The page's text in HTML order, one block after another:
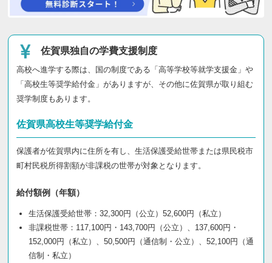
佐賀県独自の学費支援制度
高校へ進学する際は、国の制度である「高等学校等就学支援金」や
「高校生等奨学給付金」がありますが、その他に佐賀県が取り組む
奨学制度もあります。
佐賀県高校生等奨学給付金
保護者が佐賀県内に住所を有し、生活保護受給世帯または県民税市
町村民税所得割額が非課税の世帯が対象となります。
給付額例（年額）
生活保護受給世帯：32,300円（公立）52,600円（私立）
非課税世帯：117,100円・143,700円（公立）、137,600円・
152,000円（私立）、50,500円（通信制・公立）、52,100円（通
信制・私立）